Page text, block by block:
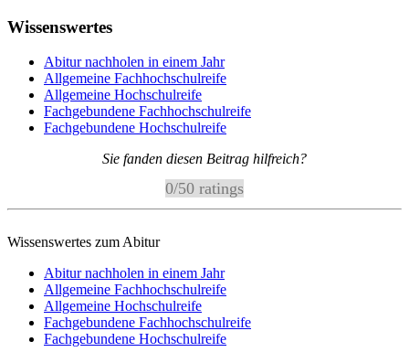
Wissenswertes
Abitur nachholen in einem Jahr
Allgemeine Fachhochschulreife
Allgemeine Hochschulreife
Fachgebundene Fachhochschulreife
Fachgebundene Hochschulreife
Sie fanden diesen Beitrag hilfreich?
0/50 ratings
Wissenswertes zum Abitur
Abitur nachholen in einem Jahr
Allgemeine Fachhochschulreife
Allgemeine Hochschulreife
Fachgebundene Fachhochschulreife
Fachgebundene Hochschulreife